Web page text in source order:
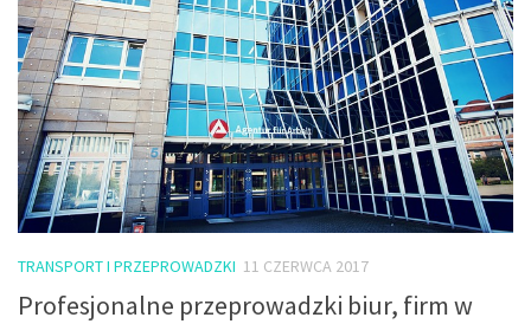
TRANSPORT I PRZEPROWADZKI 11 CZERWCA 2017
Profesjonalne przeprowadzki biur, firm w